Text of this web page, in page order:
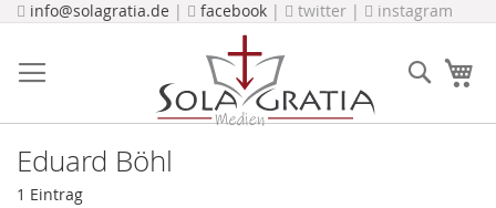
Direkt
info@solagratia.de | facebook | twitter | instagram
Suche
Eduard Böhl
1 Eintrag